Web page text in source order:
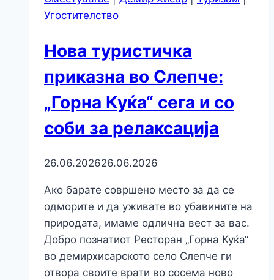
Угостителство
Нова туристичка
приказна во Слепче:
„Горна Куќа“ сега и со
соби за релаксација
26.06.202626.06.2026
Ако барате совршено место за да се
одморите и да уживате во убавините на
природата, имаме одлична вест за вас.
Добро познатиот Ресторан „Горна Куќа“
во демирхисарското село Слепче ги
отвора своите врати во сосема ново